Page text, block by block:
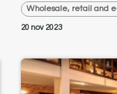
Wholesale, retail and
20 nov 2023